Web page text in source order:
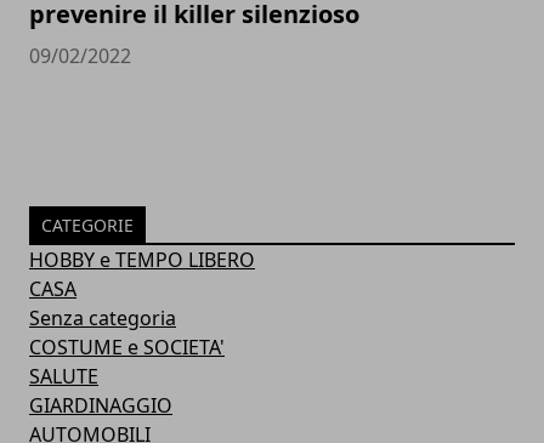
prevenire il killer silenzioso
09/02/2022
CATEGORIE
HOBBY e TEMPO LIBERO
CASA
Senza categoria
COSTUME e SOCIETA'
SALUTE
GIARDINAGGIO
AUTOMOBILI